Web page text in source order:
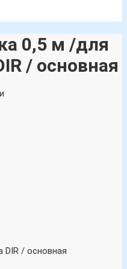
0,5 м /для
/ основная
/ основная